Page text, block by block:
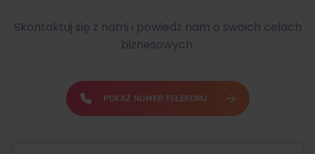
Skontaktuj się z nami i powiedz nam o swoich celach
biznesowych.
POKAŻ NUMER TELEFONU